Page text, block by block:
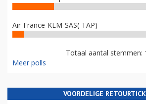
Air-France-KLM-SAS(-TAP)
Totaal aantal stemmen:
Meer polls
VOORDELIGE